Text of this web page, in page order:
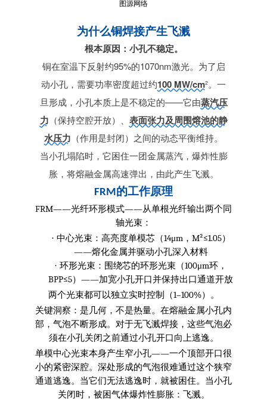
图源网络
为什么铜焊接产生飞溅
根本原因：小孔不稳定。
铜在室温下反射约95%的1070nm激光。为了启
动小孔，需要功率密度超过约100 MW/cm²。一
旦形成，小孔本质上是不稳定的——它由蒸汽压
力 （保持空腔开放）、 表面张力及周围熔池的静
水压力 （作用是封闭）之间的动态平衡维持。
当小孔塌陷时，它困住一团金属蒸汽，爆炸性膨
胀，将熔融金属高速弹出，由此产生飞溅。
FRM的工作原理
FRM——光纤环形模式——从单根光纤输出两个同
轴光束：
· 中心光束：高亮度单模芯（14μm ， M²≤1.05）
——熔化金属并驱动小孔深入材料
· 环形光束：围绕芯的环形光束（100μm环，
BPP≤5） ——加宽小孔开口并保持出口通道开放
两个光束都可以独立实时控制（1–100%）。
关键洞察：是几何，不是热量。在熔融金属小孔内
部，气泡不断形成。对于无飞溅焊接，这些气泡必
须在小孔关闭之前通过小孔开口向上逃逸。
单模中心光束本身产生窄小孔——一个顶部开口很
小的紧密深腔。深处形成的气泡很难通过这个狭窄
通道逃逸。当它们无法逃逸时，就被困住。当小孔
关闭时，被困气体爆炸性膨胀：飞溅。